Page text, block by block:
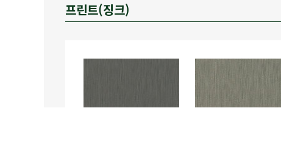
프린트(징크)